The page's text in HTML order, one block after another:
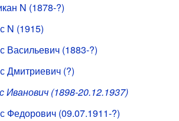
N (1878-?)
N (1915)
Васильевич (1883-?)
Дмитриевич (?)
Иванович (1898-20.12.1937)
Федорович (09.07.1911-?)